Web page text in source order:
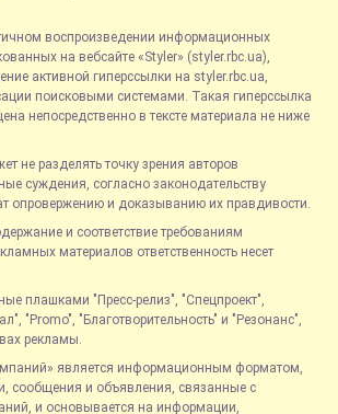
воспроизведении информационных
на вебсайте «Styler» (styler.rbc.ua),
активной гиперссылки на styler.rbc.ua,
поисковыми системами. Такая гиперссылка
непосредственно в тексте материала не ниже
не разделять точку зрения авторов
суждения, согласно законодательству
опровержению и доказыванию их правдивости.
и соответствие требованиям
материалов ответственность несет
плашками "Пресс-релиз", "Спецпроект",
"Promo", "Благотворительность" и "Резонанс",
рекламы.
является информационным форматом,
сообщения и объявления, связанные с
и основывается на информации,